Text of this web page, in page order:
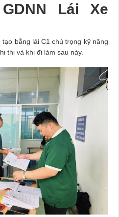
Lái Xe
bằng lái C1 chú trọng kỹ năng
thi và khi đi làm sau này.